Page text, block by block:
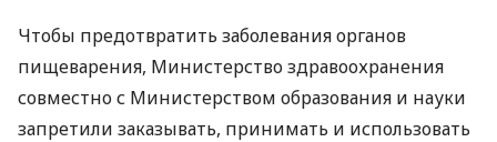
Чтобы предотвратить заболевания органов
пищеварения, Министерство здравоохранения
совместно с Министерством образования и науки
запретили заказывать, принимать и использовать